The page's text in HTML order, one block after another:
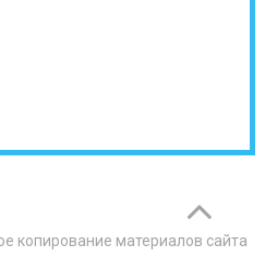
копирование материалов сайта